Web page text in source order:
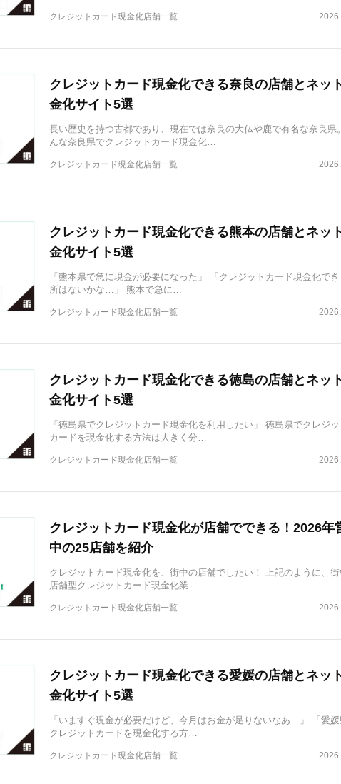
クレジットカード現金化店舗一覧
クレジットカード現金化できる奈良の店舗とネッ
金化サイト5選
長い歴史を持つ古都であり、現在では奈良の大仏や鹿で有名な奈良県
んな奈良県でクレジットカード現金化…
クレジットカード現金化店舗一覧
クレジットカード現金化できる熊本の店舗とネッ
金化サイト5選
「熊本県で急に現金が必要になった」 「クレジットカード現金化で
所はないかな…」 熊本で急に…
クレジットカード現金化店舗一覧
クレジットカード現金化できる徳島の店舗とネッ
金化サイト5選
「徳島県でクレジットカード現金化を利用したい」 徳島県でクレジッ
カードを現金化する方法は大きく分…
クレジットカード現金化店舗一覧
クレジットカード現金化が店舗でできる！2026年
中の25店舗を紹介
クレジットカード現金化を、街中の店舗でしたい！ 上記のように、
店舗型クレジットカード現金化業…
クレジットカード現金化店舗一覧
クレジットカード現金化できる愛媛の店舗とネッ
金化サイト5選
「いますぐ現金が必要だけど、今月はお金が足りないなあ…」 「愛
クレジットカードを現金化する方…
クレジットカード現金化店舗一覧